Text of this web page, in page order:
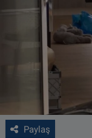
Paylaş
ALGEMENE
CONTACT
Çerez